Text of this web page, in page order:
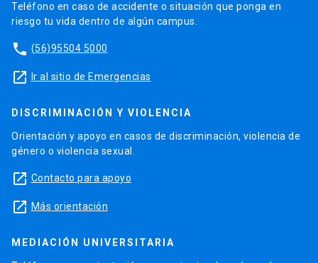
Teléfono en caso de accidente o situación que ponga en
riesgo tu vida dentro de algún campus.
phone (56)95504 5000
launch Ir al sitio de Emergencias
DISCRIMINACIÓN Y VIOLENCIA
Orientación y apoyo en casos de discriminación, violencia de
género o violencia sexual.
launch Contacto para apoyo
launch Más orientación
MEDIACIÓN UNIVERSITARIA